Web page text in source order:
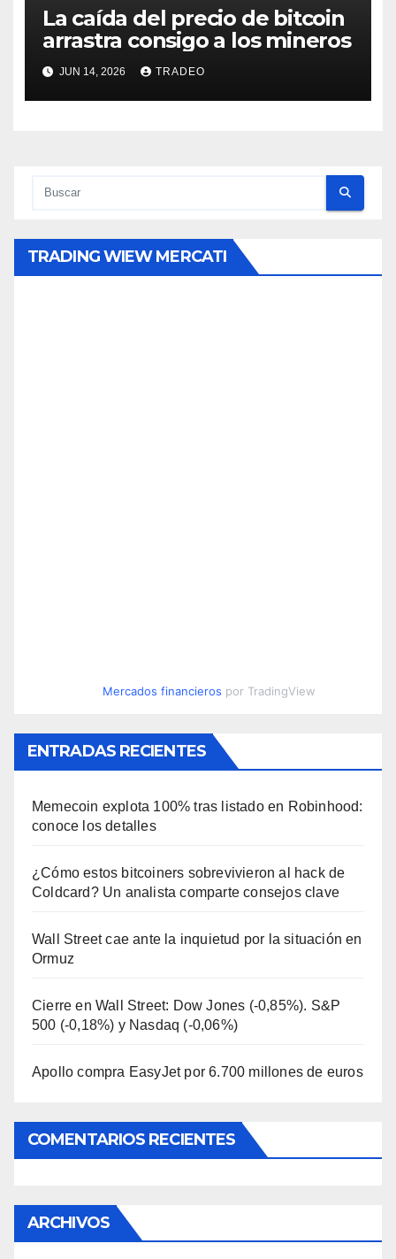
La caída del precio de bitcoin
arrastra consigo a los mineros
JUN 14, 2026 TRADEO
TRADING WIEW MERCATI
Mercados financieros por TradingView
ENTRADAS RECIENTES
Memecoin explota 100% tras listado en Robinhood:
conoce los detalles
¿Cómo estos bitcoiners sobrevivieron al hack de
Coldcard? Un analista comparte consejos clave
Wall Street cae ante la inquietud por la situación en
Ormuz
Cierre en Wall Street: Dow Jones (-0,85%). S&P
500 (-0,18%) y Nasdaq (-0,06%)
Apollo compra EasyJet por 6.700 millones de euros
COMENTARIOS RECIENTES
ARCHIVOS